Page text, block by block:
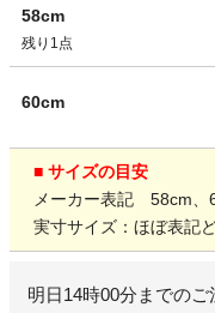
58cm
残り1点
60cm
■ サイズの目安
メーカー表記 58cm、
実寸サイズ：ほぼ表記
明日14時00分 までのご